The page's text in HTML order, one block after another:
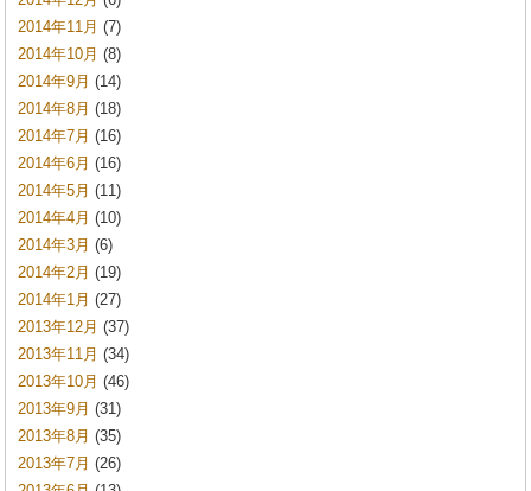
2014年11月 (7)
2014年10月 (8)
2014年9月 (14)
2014年8月 (18)
2014年7月 (16)
2014年6月 (16)
2014年5月 (11)
2014年4月 (10)
2014年3月 (6)
2014年2月 (19)
2014年1月 (27)
2013年12月 (37)
2013年11月 (34)
2013年10月 (46)
2013年9月 (31)
2013年8月 (35)
2013年7月 (26)